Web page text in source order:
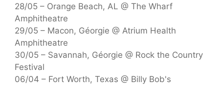
28/05 – Orange Beach, AL @ The Wharf
Amphitheatre
29/05 – Macon, Géorgie @ Atrium Health
Amphitheatre
30/05 – Savannah, Géorgie @ Rock the Country
Festival
06/04 – Fort Worth, Texas @ Billy Bob's